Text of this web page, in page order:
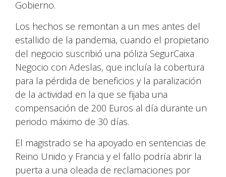
Gobierno.
Los hechos se remontan a un mes antes del
estallido de la pandemia, cuando el propietario
del negocio suscribió una póliza SegurCaixa
Negocio con Adeslas, que incluía la cobertura
para la pérdida de beneficios y la paralización
de la actividad en la que se fijaba una
compensación de 200 Euros al día durante un
periodo máximo de 30 días.
El magistrado se ha apoyado en sentencias de
Reino Unido y Francia y el fallo podría abrir la
puerta a una oleada de reclamaciones por